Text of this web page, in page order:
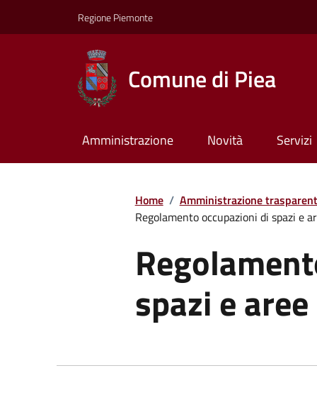
Regione Piemonte
Comune di Piea
Amministrazione Novità Servizi
Home / Amministrazione
Regolamento occupazioni di spazi e
spazi e